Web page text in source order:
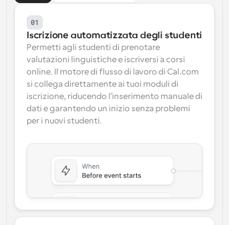
Prenota senza sforzo riunioni con più persone
Webhook
Ricevi una notifica quando succede qualcosa
01
Iscrizione automatizzata degli studenti
Permetti agli studenti di prenotare
valutazioni linguistiche e iscriversi a corsi
online. Il motore di flusso di lavoro di Cal.com
si collega direttamente ai tuoi moduli di
iscrizione, riducendo l'inserimento manuale di
dati e garantendo un inizio senza problemi
per i nuovi studenti.